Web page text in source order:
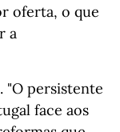
oferta, o que
a
. "O persistente
face aos